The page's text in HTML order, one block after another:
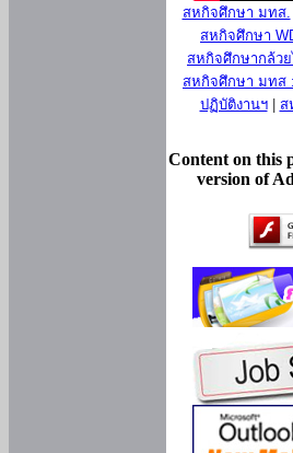
สหกิจศึกษา มทส.
สหกิจศึกษา
สหกิจศึกษากล้ว
สหกิจศึกษา มทส
ปฏิบัติงานฯ| ส
Content on this
version of